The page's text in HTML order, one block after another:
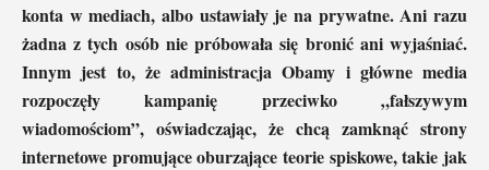
konta w mediach, albo ustawiały je na prywatne. Ani razu
żadna z tych osób nie próbowała się bronić ani wyjaśniać.
Innym jest to, że administracja Obamy i główne media
rozpoczęły kampanię przeciwko „fałszywym
wiadomościom”, oświadczając, że chcą zamknąć strony
internetowe promujące oburzające teorie spiskowe, takie jak